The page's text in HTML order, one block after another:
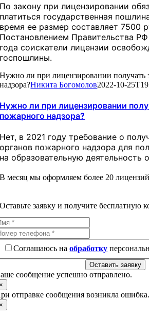
По закону при лицензировании
платиться государственная
время ее размер составляет 7500
Постановлением Правительства
года соискатели лицензии
госпошлины.
Нужно ли при лицензировании получать
надзора?Никита Богомолов2022-10-
Нужно ли при лицензировании
пожарного надзора?
Нет, в 2021 году требование о
органов пожарного надзора для
на образовательную деятельность
В месяц мы оформляем более 20 лицензий
Оставьте заявку и получите бесплатную
Соглашаюсь наобработку
Оставить заявку
сообщение успешно отправлено.
отправке сообщения возникла